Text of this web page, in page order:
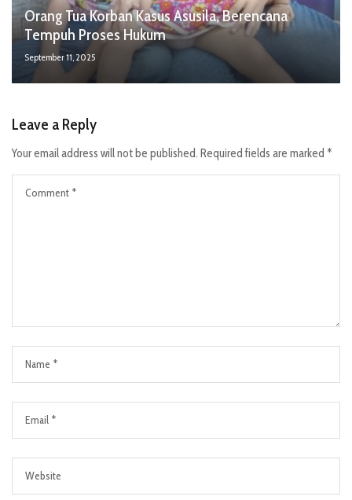
Orang Tua Korban Kasus Asusila, Berencana
Tempuh Proses Hukum
September 11, 2025
Leave a Reply
Your email address will not be published. Required fields are marked *